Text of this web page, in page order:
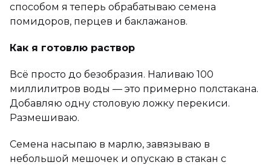
способом я теперь обрабатываю семена
помидоров, перцев и баклажанов.
Как я готовлю раствор
Всё просто до безобразия. Наливаю 100
миллилитров воды — это примерно полстакана.
Добавляю одну столовую ложку перекиси.
Размешиваю.
Семена насыпаю в марлю, завязываю в
небольшой мешочек и опускаю в стакан с